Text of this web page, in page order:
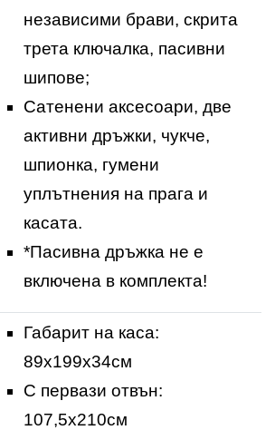
независими брави, скрита
трета ключалка, пасивни
шипове;
Сатенени аксесоари, две
активни дръжки, чукче,
шпионка, гумени
уплътнения на прага и
касата.
*Пасивна дръжка не е
включена в комплекта!
Габарит на каса:
89х199х34см
С первази отвън:
107,5x210см